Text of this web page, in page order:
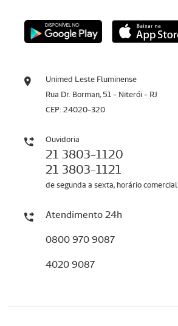
Unimed Leste Fluminense
Rua Dr. Borman, 51 - Niterói - RJ
CEP: 24020-320
Ouvidoria
21 3803-1120
21 3803-1121
de segunda a sexta, horário comercial
Atendimento 24h
0800 970 9087
4020 9087